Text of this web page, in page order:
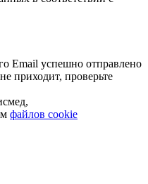
Email успешно отправлено
приходит, проверьте
файлов cookie